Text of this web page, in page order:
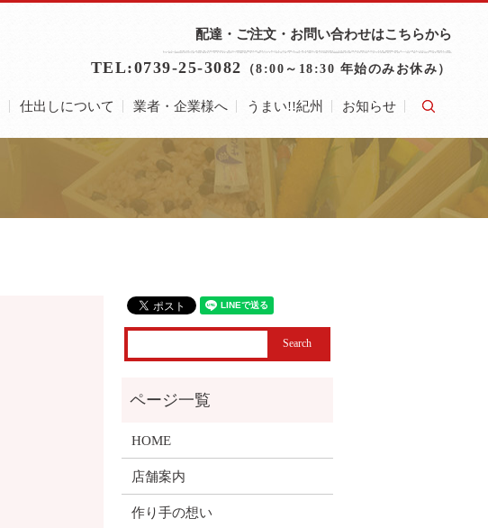
配達・ご注文・お問い合わせはこちらから
TEL:0739-25-3082 （8:00～18:30 年始のみお休み）
仕出しについて 業者・企業様へ うまい!!紀州 お知らせ
HOME
店舗案内
作り手の想い